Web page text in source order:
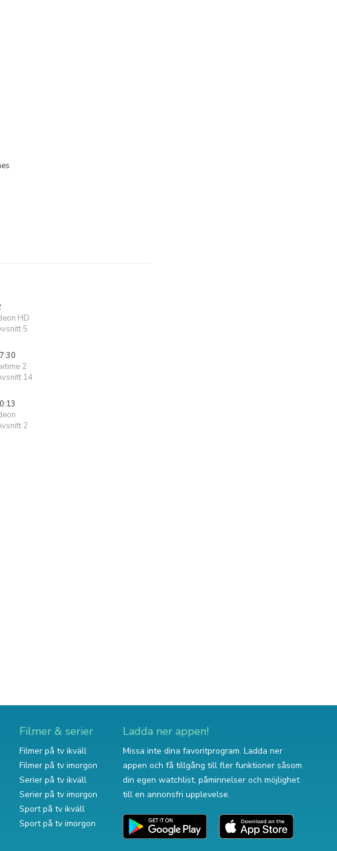
HD
5
2
14
2
Filmer & serier
Filmer på tv ikväll
Filmer på tv imorgon
Serier på tv ikväll
Serier på tv imorgon
Sport på tv ikväll
Sport på tv imorgon
Ladda ner appen!
Missa inte dina favoritprogram. Ladda ner
appen och få tillgång till fler funktioner såsom
din egen watchlist, påminnelser och möjlighet
till en annonsfri upplevelse.